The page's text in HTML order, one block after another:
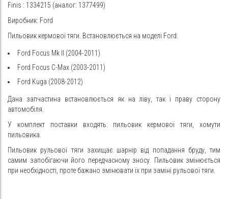
Finis : 1334215 (аналог: 1377499)
Виробник: Ford
Пильовик кермової тяги. Встановлюється на моделі Ford:
Ford Focus Mk II (2004-2011)
Ford Focus C-Max (2003-2011)
Ford Kuga (2008-2012)
Дана запчастина встановлюється як на ліву, так і праву сторону
автомобіля.
У комплект поставки входять: пильовик кермової тяги, хомути
пильовика.
Пильовик рульової тяги захищає шарнір від попадання бруду, тим
самим запобігаючи його передчасному зносу. Пильовик змінюється
при необхідності, проте бажано змінювати їх при заміні рульової тяги.